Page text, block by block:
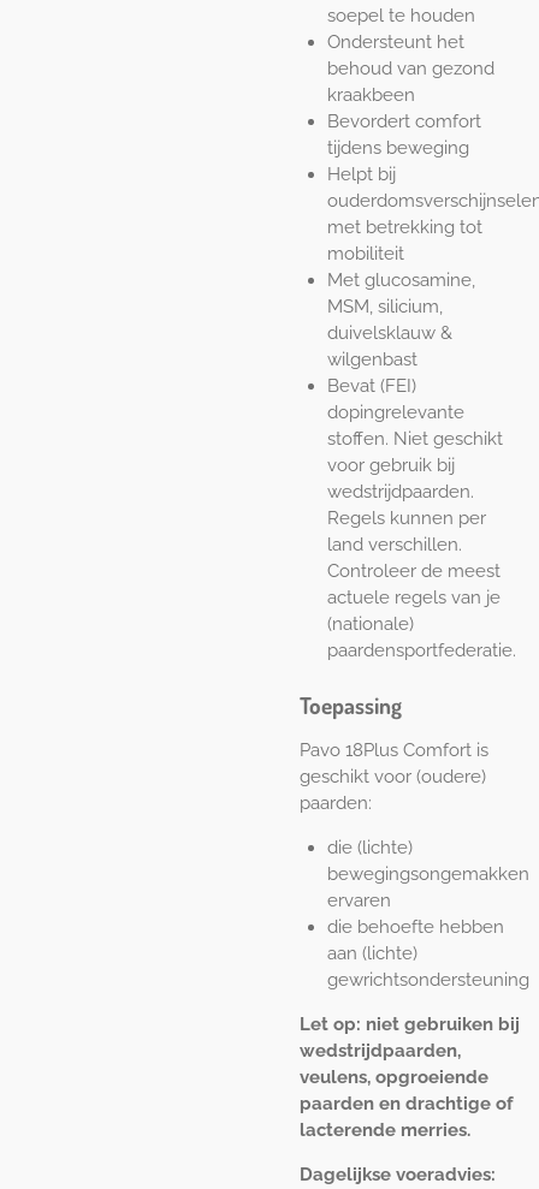
soepel te houden
Ondersteunt het
behoud van gezond
kraakbeen
Bevordert comfort
tijdens beweging
Helpt bij
met betrekking tot
mobiliteit
Met glucosamine,
MSM, silicium,
duivelsklauw &
wilgenbast
Bevat (FEI)
dopingrelevante
stoffen. Niet geschikt
voor gebruik bij
wedstrijdpaarden.
Regels kunnen per
land verschillen.
Controleer de meest
actuele regels van je
(nationale)
paardensportfederatie.
Toepassing
Pavo 18Plus Comfort is
geschikt voor (oudere)
paarden:
die (lichte)
bewegingsongemakken
ervaren
die behoefte hebben
aan (lichte)
gewrichtsondersteuning
Let op: niet gebruiken bij
wedstrijdpaarden,
veulens, opgroeiende
paarden en drachtige of
lacterende merries.
Dagelijkse voeradvies: